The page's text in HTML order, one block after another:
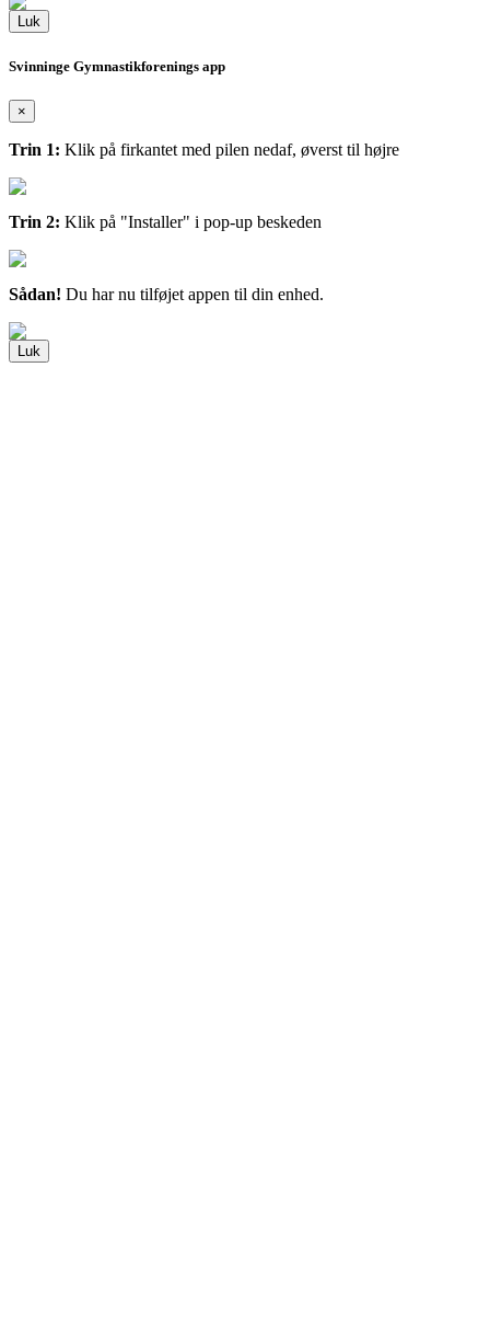
Luk
Svinninge Gymnastikforenings app
×
Trin 1: Klik på firkantet med pilen nedaf, øverst til højre
Trin 2: Klik på "Installer" i pop-up beskeden
Sådan! Du har nu tilføjet appen til din enhed.
Luk